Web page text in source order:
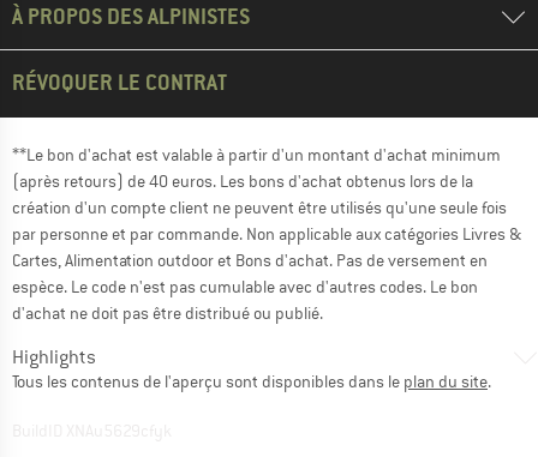
À PROPOS DES ALPINISTES
RÉVOQUER LE CONTRAT
**Le bon d'achat est valable à partir d'un montant d'achat minimum
(après retours) de 40 euros. Les bons d'achat obtenus lors de la
création d'un compte client ne peuvent être utilisés qu'une seule fois
par personne et par commande. Non applicable aux catégories Livres &
Cartes, Alimentation outdoor et Bons d'achat. Pas de versement en
espèce. Le code n'est pas cumulable avec d'autres codes. Le bon
d'achat ne doit pas être distribué ou publié.
Highlights
Tous les contenus de l'aperçu sont disponibles dans le plan du site.